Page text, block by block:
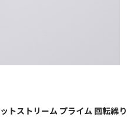
トストリーム プライム 回転繰